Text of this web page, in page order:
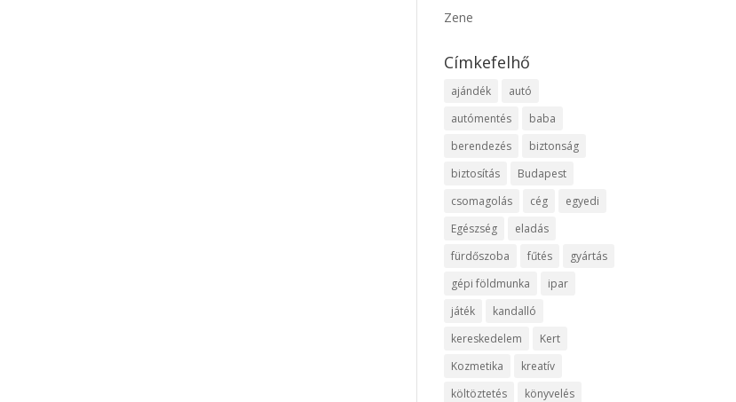
Zene
Címkefelhő
ajándék
autó
autómentés
baba
berendezés
biztonság
biztosítás
Budapest
csomagolás
cég
egyedi
Egészség
eladás
fürdőszoba
fűtés
gyártás
gépi földmunka
ipar
játék
kandalló
kereskedelem
Kert
Kozmetika
kreatív
költöztetés
könyvelés